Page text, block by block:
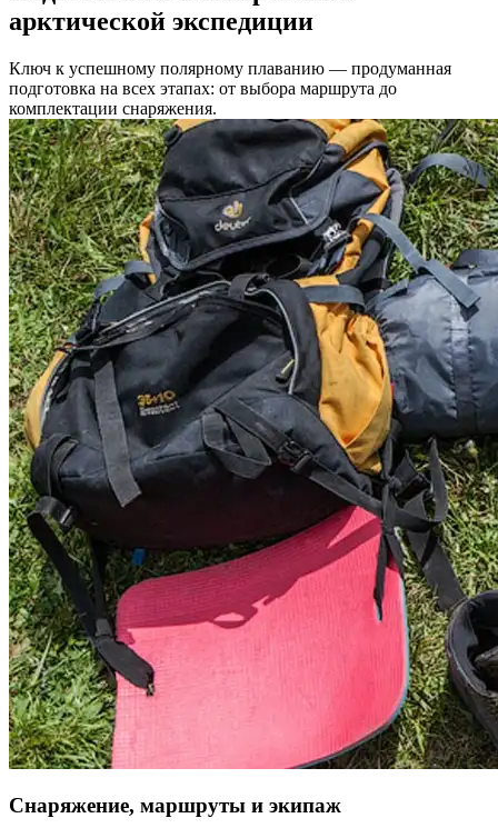
арктической экспедиции
Ключ к успешному полярному плаванию — продуманная
подготовка на всех этапах: от выбора маршрута до
комплектации снаряжения.
Снаряжение, маршруты и экипаж